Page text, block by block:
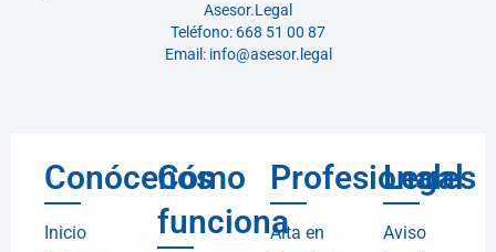
Asesor.Legal
Teléfono: 668 51 00 87
Email: info@asesor.legal
Conócenos
Inicio
Cómo
funciona
Profesionales
Alta en
Legal
Aviso